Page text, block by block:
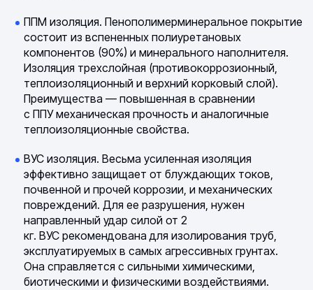
ППМ изоляция. Пенополимерминеральное покрытие
состоит из вспененных полиуретановых
компонентов (90%) и минерального наполнителя.
Изоляция трехслойная (противокоррозионный,
теплоизоляционный и верхний корковый слой).
Преимущества — повышенная в сравнении
с ППУ механическая прочность и аналогичные
теплоизоляционные свойства.
ВУС изоляция. Весьма усиленная изоляция
эффективно защищает от блуждающих токов,
почвенной и прочей коррозии, и механических
повреждений. Для ее разрушения, нужен
направленный удар силой от 2
кг. ВУС рекомендована для изолирования труб,
эксплуатируемых в самых агрессивных грунтах.
Она справляется с сильными химическими,
биотическими и физическими воздействиями.